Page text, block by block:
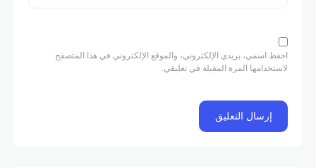
احفظ اسمي، بريدي الإلكتروني، والموقع الإلكتروني في هذا المتصفح
لاستخدامها المرة المقبلة في تعليقي.